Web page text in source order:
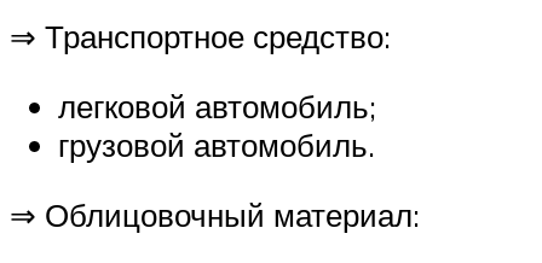
⇒ Транспортное средство:
легковой автомобиль;
грузовой автомобиль.
⇒ Облицовочный материал: